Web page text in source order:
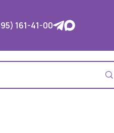
161-41-00